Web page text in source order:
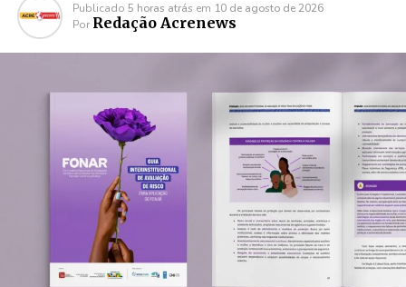
Publicado 5 horas atrás em 10 de agosto de 2026
Por Redação Acrenews